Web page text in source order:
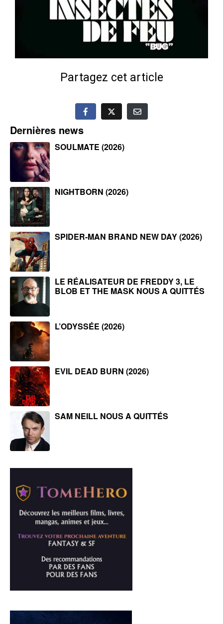
Partagez cet article
Dernières news
SOULMATE (2026)
NIGHTBORN (2026)
SPIDER-MAN BRAND NEW DAY (2026)
LE RÉALISATEUR DE FREDDY 3, LE
BLOB ET THE MASK NOUS A QUITTÉS
L’ODYSSÉE (2026)
EVIL DEAD BURN (2026)
SAM NEILL NOUS A QUITTÉS